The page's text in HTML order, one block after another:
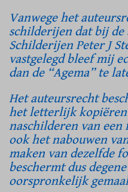
Vanwege het
schilderijen dat bij
Schilderijen Peter J
vastgelegd bleef mij
dan de “Agema” te
Het auteursrecht
het letterlijk kopiëren
naschilderen van een
ook het nabouwen
maken van dezelfde
beschermt dus
oorspronkelijk